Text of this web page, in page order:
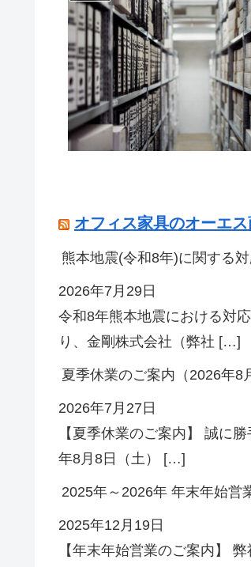
オフィス家具のオーエ
熊本地震(令和8年)に関する
2026年7月29日
令和8年熊本地震における対
り、金剛株式会社（弊社 […]
夏季休業のご案内（2026年8
2026年7月27日
【夏季休業のご案内】 誠に
年8月8日（土） […]
2025年～2026年 年末年始営
2025年12月19日
【年末年始営業のご案内】